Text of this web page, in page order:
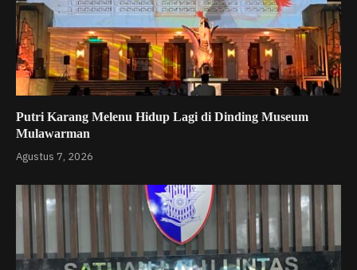
Putri Karang Melenu Hidup Lagi di Dinding Museum
Mulawarman
Agustus 7, 2026